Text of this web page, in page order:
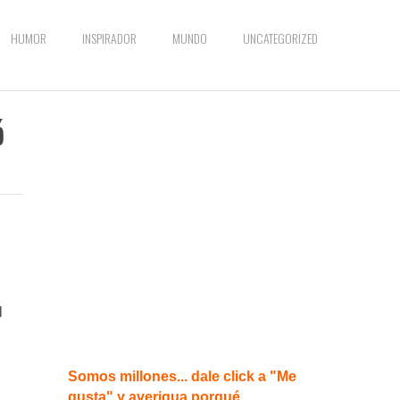
HUMOR INSPIRADOR MUNDO UNCATEGORIZED
Somos millones... dale click a "Me
gusta" y averigua porqué